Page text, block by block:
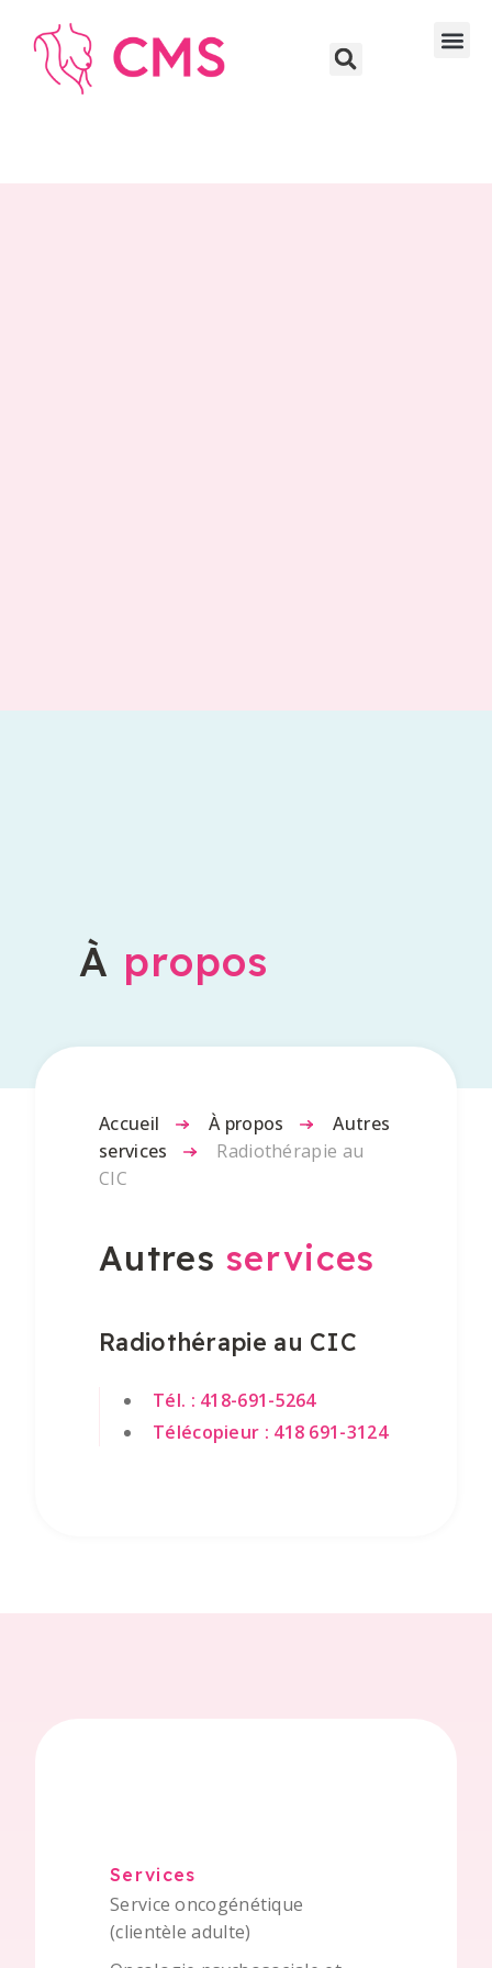
À propos
Accueil - À propos -
Autres
services
-
Radiothérapie au
CIC
Autresservices
Radiothérapie au CIC
Tél. : 418-691-5264
Télécopieur : 418 691-3124
Services
Service oncogénétique
(clientèle adulte)